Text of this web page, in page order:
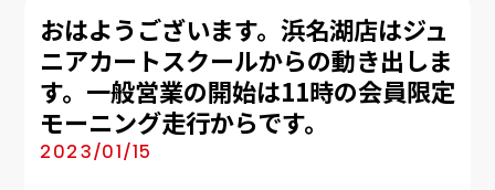
おはようございます。浜名湖店はジュ
ニアカートスクールからの動き出しま
す。一般営業の開始は11時の会員限定
モーニング走行からです。
2023/01/15